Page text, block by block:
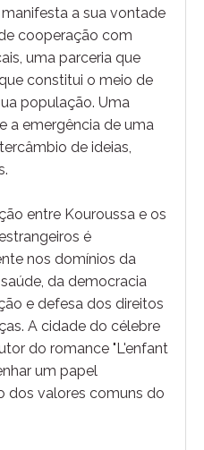
a sua vontade
cooperação com
uma parceria que
constitui o meio de
população. Uma
a emergência de uma
de ideias,
entre Kouroussa e os
é
nos domínios da
da democracia
e defesa dos direitos
A cidade do célebre
do romance "L'enfant
um papel
dos valores comuns do